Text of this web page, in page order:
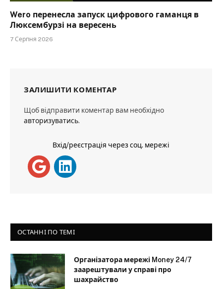
Wero перенесла запуск цифрового гаманця в
Люксембурзі на вересень
7 Серпня 2026
ЗАЛИШИТИ КОМЕНТАР
Щоб відправити коментар вам необхідно
авторизуватись.
Вхід/реєстрація через соц. мережі
ОСТАННІ ПО ТЕМІ
Організатора мережі Money 24/7
заарештували у справі про
шахрайство